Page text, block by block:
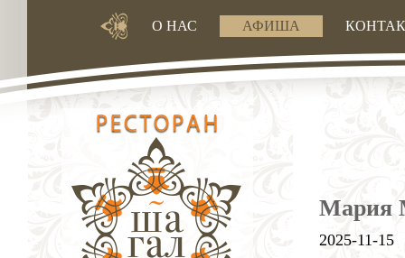
О НАС АФИША
Мария
2025-11-15